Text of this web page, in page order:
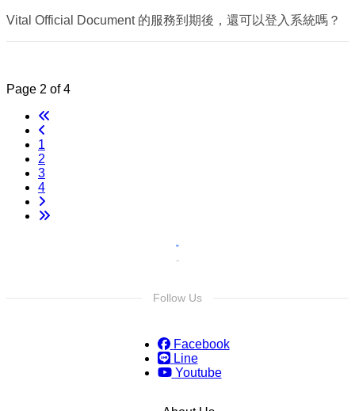
Vital Official Document 的服務到期後，還可以登入系統嗎？
Page 2 of 4
1
2
3
4
Follow Us
Facebook
Line
Youtube